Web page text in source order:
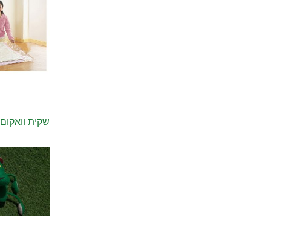
שקית וואקום 60/70 – כלי עזר להדברת פשפש מיטה ופסוקאים (chikchakjuk.com)